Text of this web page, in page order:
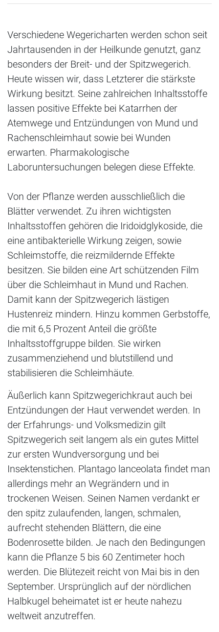
Verschiedene Wegericharten werden schon seit
Jahrtausenden in der Heilkunde genutzt, ganz
besonders der Breit- und der Spitzwegerich.
Heute wissen wir, dass Letzterer die stärkste
Wirkung besitzt. Seine zahlreichen Inhaltsstoffe
lassen positive Effekte bei Katarrhen der
Atemwege und Entzündungen von Mund und
Rachenschleimhaut sowie bei Wunden
erwarten. Pharmakologische
Laboruntersuchungen belegen diese Effekte.
Von der Pflanze werden ausschließlich die
Blätter verwendet. Zu ihren wichtigsten
Inhaltsstoffen gehören die Iridoidglykoside, die
eine antibakterielle Wirkung zeigen, sowie
Schleimstoffe, die reizmildernde Effekte
besitzen. Sie bilden eine Art schützenden Film
über die Schleimhaut in Mund und Rachen.
Damit kann der Spitzwegerich lästigen
Hustenreiz mindern. Hinzu kommen Gerbstoffe,
die mit 6,5 Prozent Anteil die größte
Inhaltsstoffgruppe bilden. Sie wirken
zusammenziehend und blutstillend und
stabilisieren die Schleimhäute.
Äußerlich kann Spitzwegerichkraut auch bei
Entzündungen der Haut verwendet werden. In
der Erfahrungs- und Volksmedizin gilt
Spitzwegerich seit langem als ein gutes Mittel
zur ersten Wundversorgung und bei
Insektenstichen. Plantago lanceolata findet man
allerdings mehr an Wegrändern und in
trockenen Weisen. Seinen Namen verdankt er
den spitz zulaufenden, langen, schmalen,
aufrecht stehenden Blättern, die eine
Bodenrosette bilden. Je nach den Bedingungen
kann die Pflanze 5 bis 60 Zentimeter hoch
werden. Die Blütezeit reicht von Mai bis in den
September. Ursprünglich auf der nördlichen
Halbkugel beheimatet ist er heute nahezu
weltweit anzutreffen.